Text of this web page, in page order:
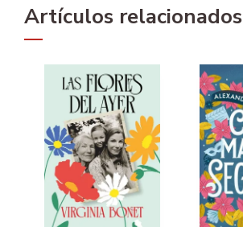
Artículos relacionados